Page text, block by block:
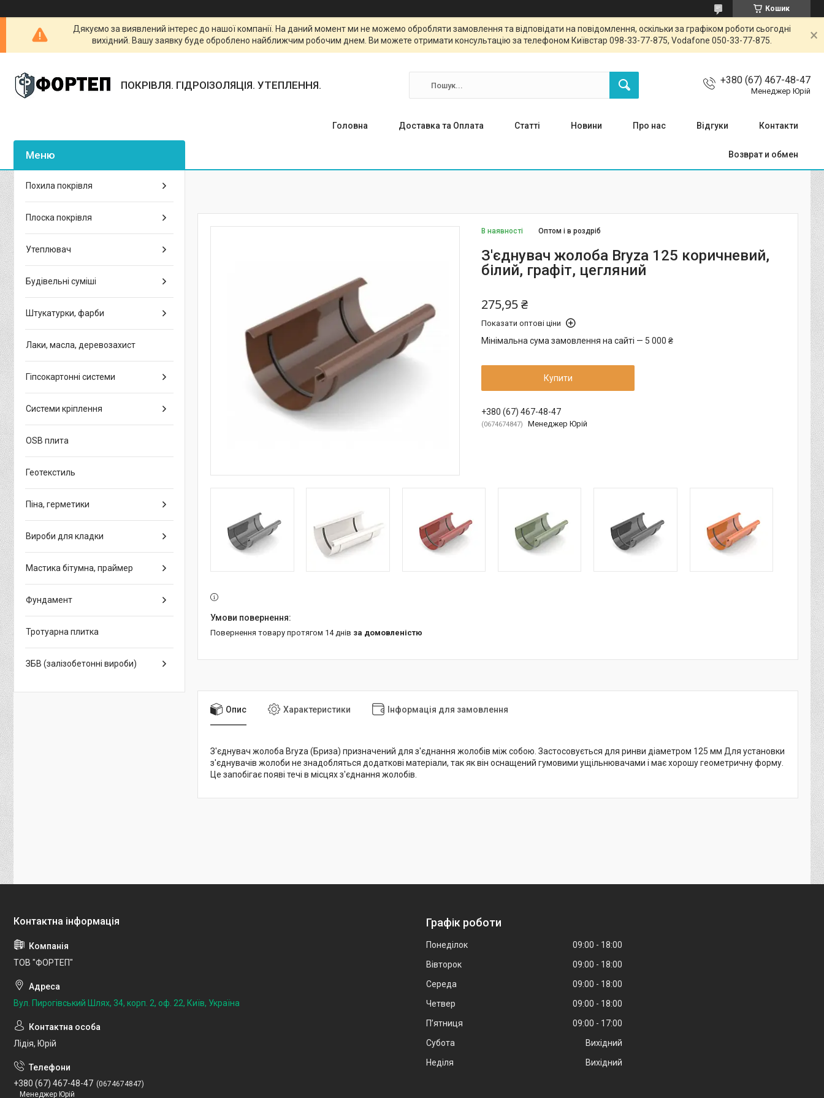
Кошик
Дякуємо за виявлений інтерес до нашої компанії. На даний момент ми не можемо обробляти замовлення та відповідати на повідомлення, оскільки за графіком роботи сьогодні
вихідний. Вашу заявку буде оброблено найближчим робочим днем. Ви можете отримати консультацію за телефоном Київстар 098-33-77-875, Vodafone 050-33-77-875.
ПОКРІВЛЯ. ГІДРОІЗОЛЯЦІЯ. УТЕПЛЕННЯ. +380 (67) 467-48-47
Менеджер Юрій
Головна Доставка та Оплата Статті Новини Про нас Відгуки Контакти
Возврат и обмен
В наявності Оптом і в роздріб
З'єднувач жолоба Bryza 125 коричневий,
білий, графіт, цегляний
275,95 ₴
Показати оптові ціни
Мінімальна сума замовлення на сайті — 5 000 ₴
Купити
+380 (67) 467-48-47
0674674847 Менеджер Юрій
повернення товару протягом 14 днів за домовленістю
Опис Характеристики Інформація для замовлення
З'єднувач жолоба Bryza (Бриза) призначений для з'єднання жолобів між собою. Застосовується для ринви діаметром 125 мм Для установки
з'єднувачів жолоби не знадобляться додаткові матеріали, так як він оснащений гумовими ущільнювачами і має хорошу геометричну форму.
Це запобігає появі течі в місцях з'єднання жолобів.
Похила покрівля
Плоска покрівля
Утеплювач
Будівельні суміші
Штукатурки, фарби
Лаки, масла, деревозахист
Гіпсокартонні системи
Системи кріплення
OSB плита
Геотекстиль
Піна, герметики
Вироби для кладки
Мастика бітумна, праймер
Фундамент
Тротуарна плитка
ЗБВ (залізобетонні вироби)
ТОВ "ФОРТЕП"
Вул. Пирогівський Шлях, 34, корп. 2, оф. 22, Київ, Україна
Лідія, Юрій
+380 (67) 467-48-47
0674674847
Менеджер Юрій
Графік роботи
Понеділок 09:00
18:00
Вівторок
09:00
18:00
Середа
09:00
18:00
Четвер
09:00
18:00
Пʼятниця
09:00
17:00
Субота
Вихідний
Неділя
Вихідний